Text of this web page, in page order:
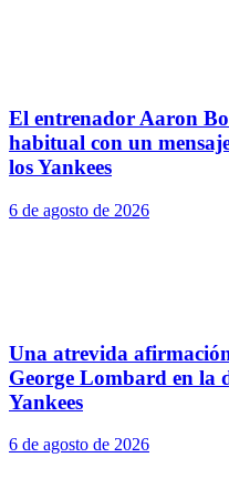
El entrenador Aaron
habitual con un
los Yankees
6 de agosto de 2026
Una atrevida
George Lombard en la
Yankees
6 de agosto de 2026